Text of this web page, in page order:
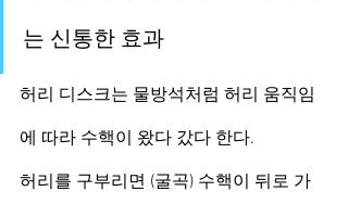
는 신통한 효과
허리 디스크는 물방석처럼 허리 움직임
에 따라 수핵이 왔다 갔다 한다.
허리를 구부리면 (굴곡) 수핵이 뒤로 가